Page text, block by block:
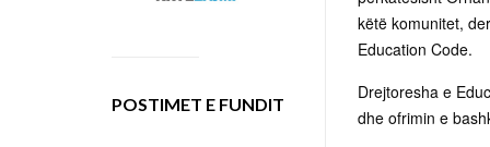
këtë komunitet,
Education Code.
Drejtoresha e
dhe ofrimin e
POSTIMET E FUNDIT